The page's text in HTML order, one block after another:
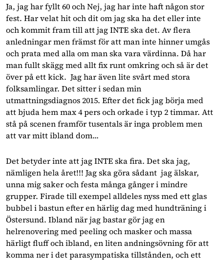
of
41
seconds
Ja, jag har fyllt 60 och Nej, jag har inte haft någon stor
fest. Har velat hit och dit om jag ska ha det eller inte
och kommit fram till att jag INTE ska det. Av flera
anledningar men främst för att man inte hinner umgås
och prata med alla om man ska vara värdinna. Då har
man fullt skägg med allt fix runt omkring och så är det
över på ett kick. Jag har även lite svårt med stora
folksamlingar. Det sitter i sedan min
utmattningsdiagnos 2015. Efter det fick jag börja med
att bjuda hem max 4 pers och orkade i typ 2 timmar. Att
stå på scenen framför tusentals är inga problem men
att var mitt ibland dom...
Det betyder inte att jag INTE ska fira. Det ska jag,
nämligen hela året!!! Jag ska göra sådant jag älskar,
unna mig saker och festa många gånger i mindre
grupper. Firade till exempel alldeles nyss med ett glas
bubbel i bastun efter en härlig dag med hundträning i
Östersund. Ibland när jag bastar gör jag en
helrenovering med peeling och masker och massa
härligt fluff och ibland, en liten andningsövning för att
komma ner i det parasympatiska tillstånden, och ett